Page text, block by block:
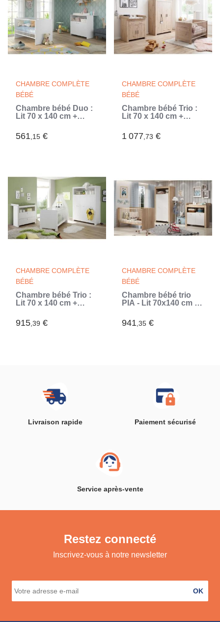
CHAMBRE COMPLÈTE
BÉBÉ
Chambre bébé Duo :
Lit 70 x 140 cm +
NIKO - Blanc - TREND
TEAM (Blanc)
561,15 €
CHAMBRE COMPLÈTE
BÉBÉ
Chambre bébé Trio :
Lit 70 x 140 cm +
Armoire AHOI - Chene
- TREND TEAM
1 077,73 €
CHAMBRE COMPLÈTE
BÉBÉ
Chambre bébé Trio :
Lit 70 x 140 cm +
Armoire OLIVIA -
Blanc - TREND TEAM
915,39 €
CHAMBRE COMPLÈTE
BÉBÉ
Chambre bébé trio
PIA - Lit 70x140 cm +
portes + Armoire 2
portes - Décor chene
941,35 €
Livraison rapide Paiement sécurisé
Service après-vente
Restez connecté
Inscrivez-vous à notre newsletter
OK